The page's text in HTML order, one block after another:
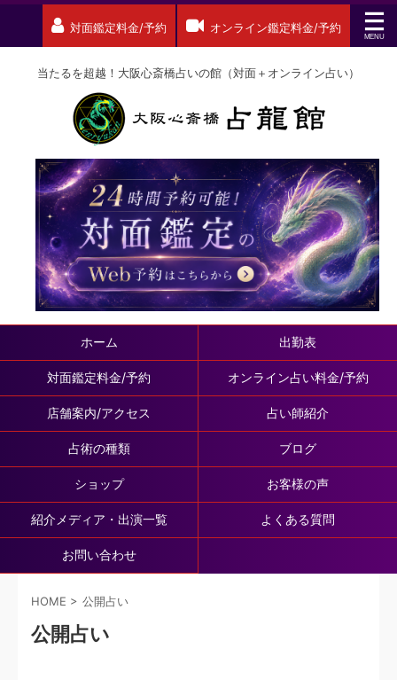
対面鑑定料金/予約 オンライン鑑定料金/予約
当たるを超越！大阪心斎橋占いの館（対面＋オンライン占い）
ホーム 出勤表
対面鑑定料金/予約 オンライン占い料金/予約
店舗案内/アクセス 占い師紹介
占術の種類 ブログ
ショップ お客様の声
紹介メディア・出演一覧 よくある質問
お問い合わせ
HOME > 公開占い
公開占い